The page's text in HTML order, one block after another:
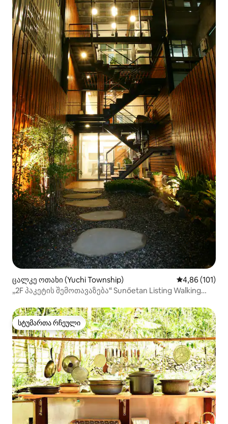
ცალკე ოთახი (Yuchi Township) საშუალო
4,86 (101)
„2F პაკეტის შემოთავაზება“ Sunőetan Listing Walking
პაკეტი
სტუმართა რჩეული
სტუმართა რჩეული